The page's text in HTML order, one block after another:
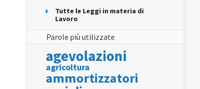
Tutte le Leggi in materia di
Lavoro
Parole più utilizzate
agevolazioni
agricoltura
ammortizzatori